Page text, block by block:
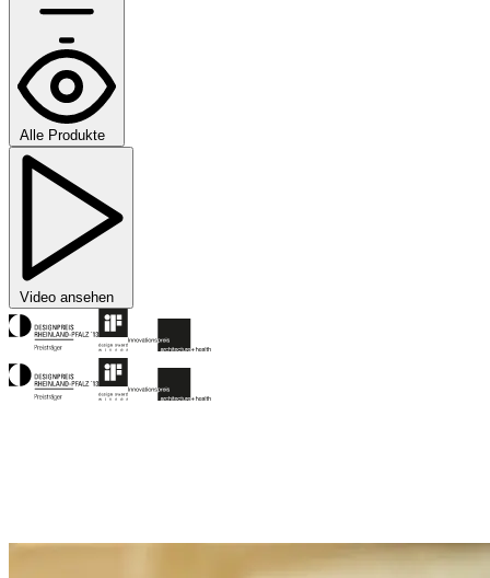
Alle Produkte
Video ansehen